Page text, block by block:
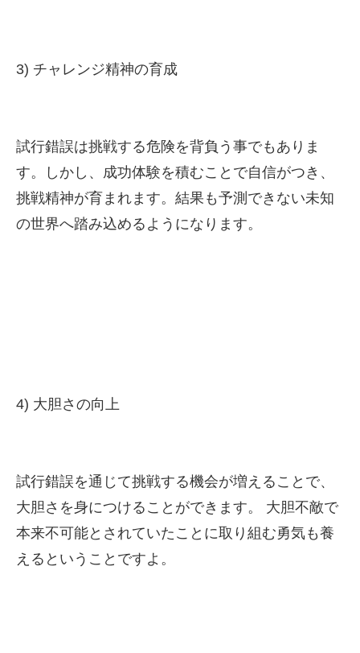
3) チャレンジ精神の育成
試行錯誤は挑戦する危険を背負う事でもありま
す。しかし、成功体験を積むことで自信がつき、
挑戦精神が育まれます。結果も予測できない未知
の世界へ踏み込めるようになります。
4) 大胆さの向上
試行錯誤を通じて挑戦する機会が増えることで、
大胆さを身につけることができます。 大胆不敵で
本来不可能とされていたことに取り組む勇気も養
えるということですよ。